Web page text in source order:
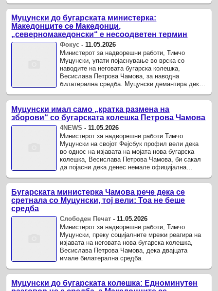
дека ...
Муцунски до бугарската министерка:
Македонците се Македонци,
„северномакедонски“ е несоодветен термин
Фокус -11.05.2026
Министерот за надворешни работи, Тимчо
Муцунски, упати појаснување во врска со
наводите на неговата бугарска колешка,
Весислава Петрова Чамова, за наводна
билатерална средба. Муцунски демантира дека
дека ...
Муцунски имал само „кратка размена на
зборови“ со бугарската колешка Петрова Чамова
4NEWS - 11.05.2026
Министерот за надворешни работи Тимчо
Муцунски на својот Фејсбук профил вели дека
во однос на изјавата на мојата нова бугарска
колешка, Весислава Петрова Чамова, би сакал
да појасни дека денес немале официјална
Бугарската министерка Чамова рече дека се
сретнала со Муцунски, тој вели: Тоа не беше
средба
Слободен Печат - 11.05.2026
Министерот за надворешни работи, Тимчо
Муцунски, преку социјалните мрежи реагира на
изјавата на неговата нова бугарска колешка,
Весислава Петрова Чамова, дека двајцата
имале билатерална средба.
Муцунски до бугарската колешка: Едноминутен